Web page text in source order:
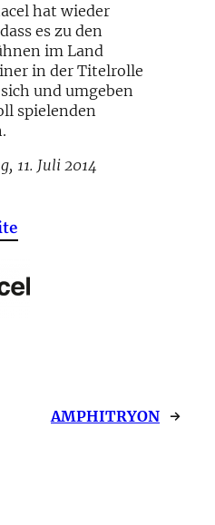
hat wieder
es zu den
im Land
in der Titelrolle
und umgeben
spielenden
11. Juli 2014
AMPHITRYON →